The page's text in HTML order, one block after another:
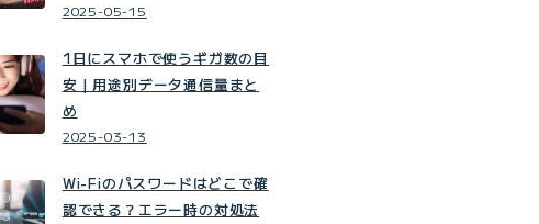
2025-05-15
1日にスマホで使うギガ数の目
安｜用途別データ通信量まと
め
2025-03-13
Wi-Fiのパスワードはどこで確
認できる？エラー時の対処法